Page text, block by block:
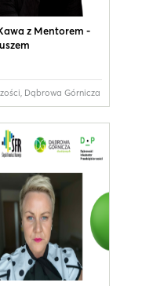
z Mentorem -
, Dąbrowa Górnicza